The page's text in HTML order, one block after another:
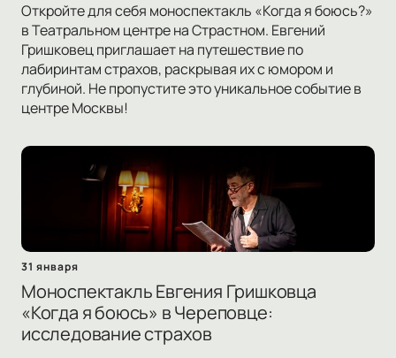
Откройте для себя моноспектакль «Когда я боюсь?»
в Театральном центре на Страстном. Евгений
Гришковец приглашает на путешествие по
лабиринтам страхов, раскрывая их с юмором и
глубиной. Не пропустите это уникальное событие в
центре Москвы!
31 января
Моноспектакль Евгения Гришковца
«Когда я боюсь» в Череповце:
исследование страхов